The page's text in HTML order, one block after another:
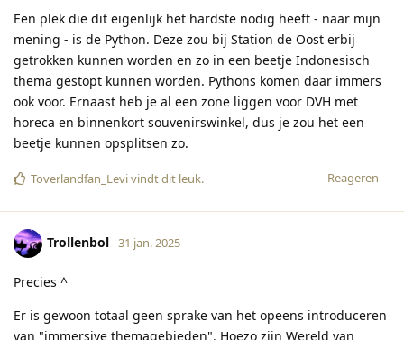
Een plek die dit eigenlijk het hardste nodig heeft - naar mijn
mening - is de Python. Deze zou bij Station de Oost erbij
getrokken kunnen worden en zo in een beetje Indonesisch
thema gestopt kunnen worden. Pythons komen daar immers
ook voor. Ernaast heb je al een zone liggen voor DVH met
horeca en binnenkort souvenirswinkel, dus je zou het een
beetje kunnen opsplitsen zo.
Reageren
Toverlandfan_Levivindt dit leuk.
Trollenbol 31 jan. 2025
Precies ^
Er is gewoon totaal geen sprake van het opeens introduceren
van "immersive themagebieden". Hoezo zijn Wereld van